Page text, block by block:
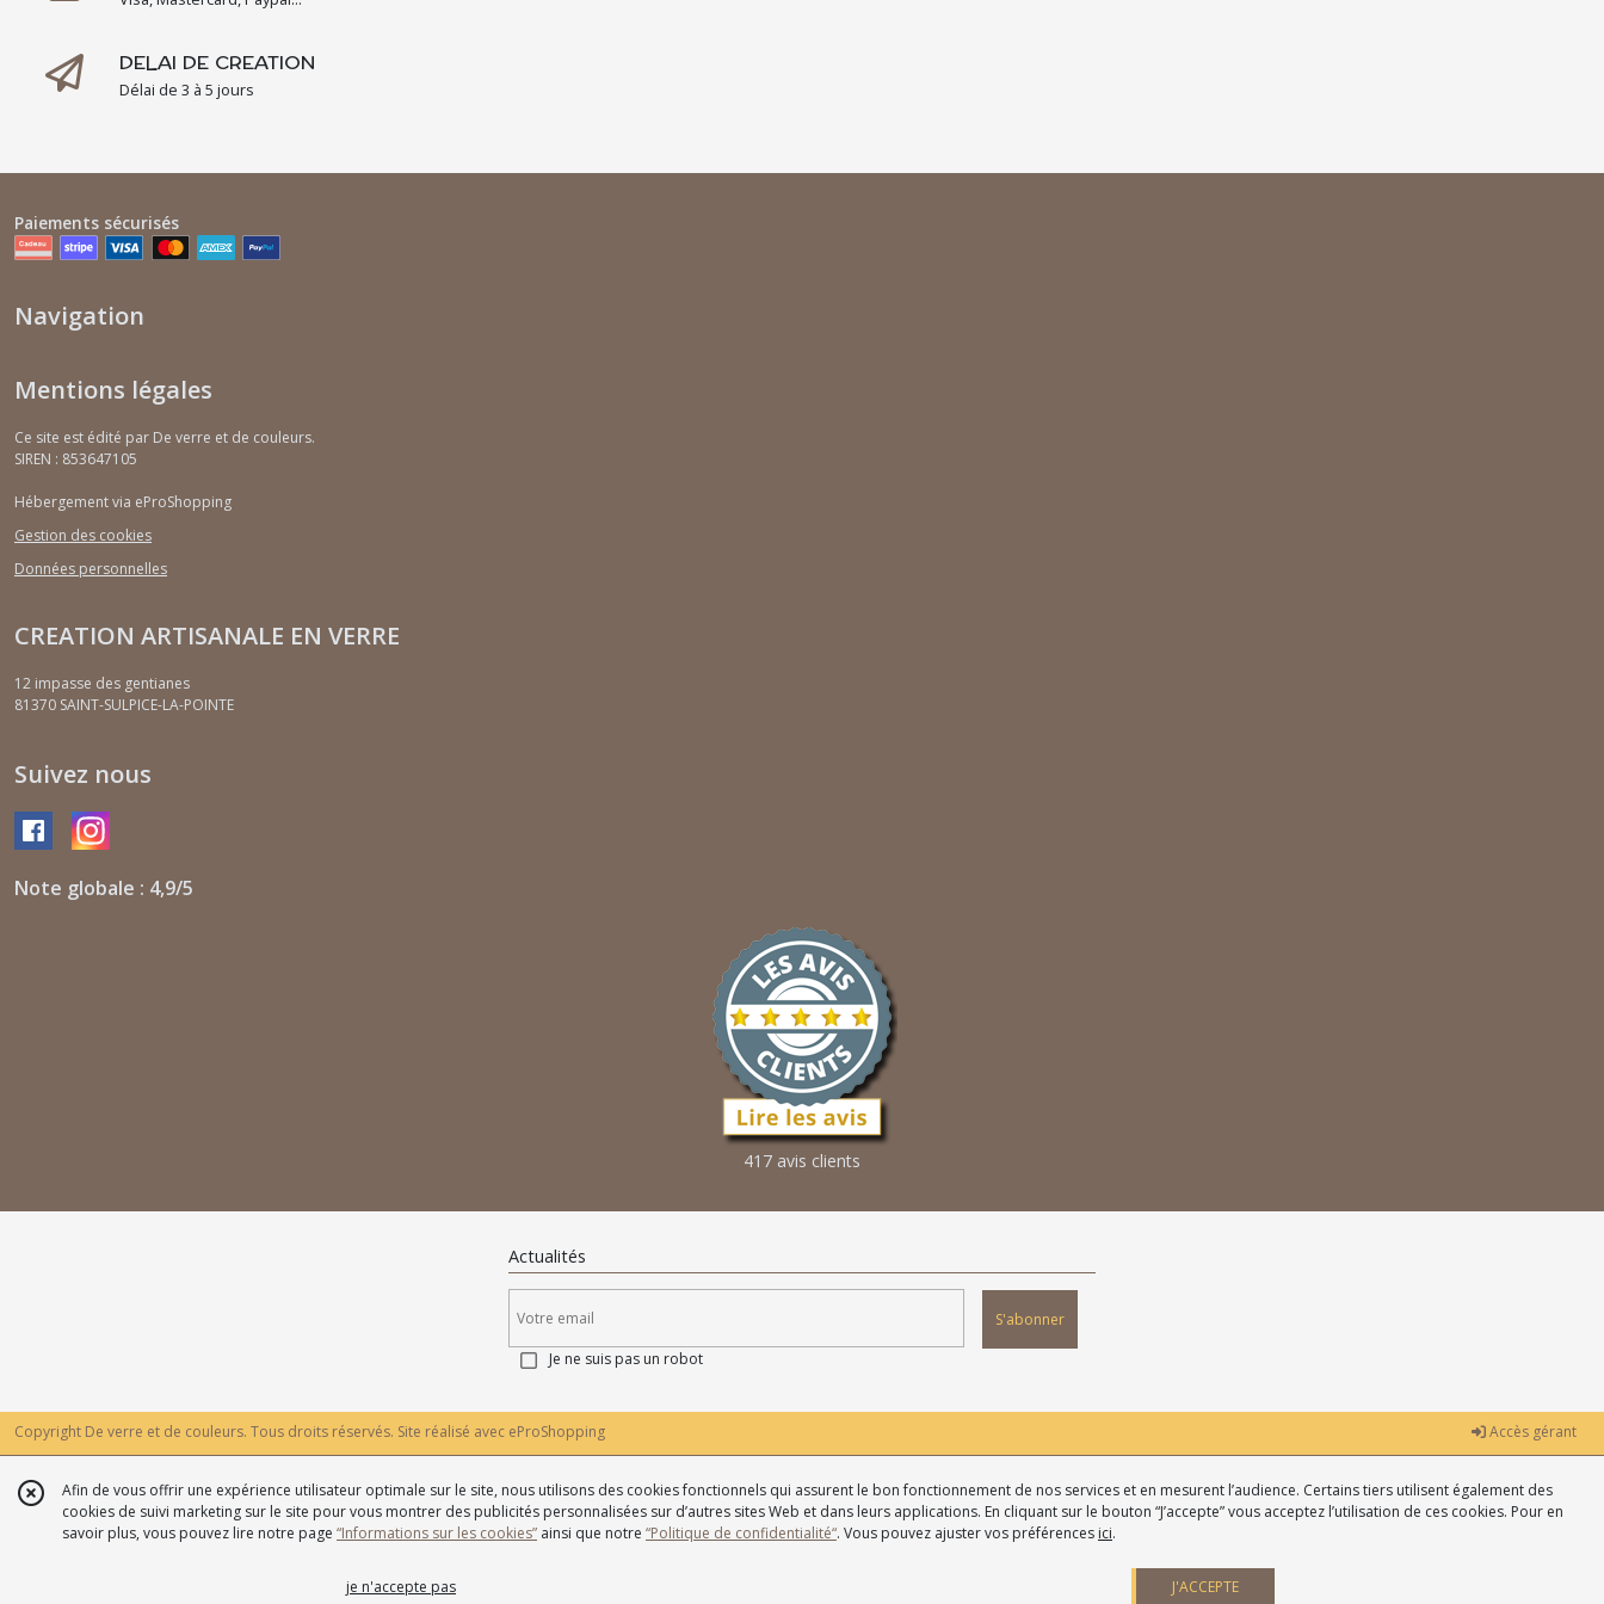
DELAI DE CREATION
Délai de 3 à 5 jours
Paiements sécurisés
Navigation
Mentions légales
Ce site est édité par De verre et de couleurs.
SIREN : 853647105
Hébergement via eProShopping
Gestion des cookies
Données personnelles
CREATION ARTISANALE EN VERRE
12 impasse des gentianes
81370 SAINT-SULPICE-LA-POINTE
Suivez nous
Note globale : 4,9/5
417 avis clients
Actualités
S'abonner
Je ne suis pas un robot
Copyright De verre et de couleurs. Tous droits réservés. Site réalisé avec eProShopping Accès gérant
Afin de vous offrir une expérience utilisateur optimale sur le site, nous utilisons des cookies fonctionnels qui assurent le bon fonctionnement de nos services et en mesurent l’audience. Certains tiers utilisent également des
cookies de suivi marketing sur le site pour vous montrer des publicités personnalisées sur d’autres sites Web et dans leurs applications. En cliquant sur le bouton “J’accepte” vous acceptez l’utilisation de ces cookies. Pour en
savoir plus, vous pouvez lire notre page “Informations sur les cookies” ainsi que notre “Politique de confidentialité“. Vous pouvez ajuster vos préférences ici.
je n'accepte pas J'ACCEPTE